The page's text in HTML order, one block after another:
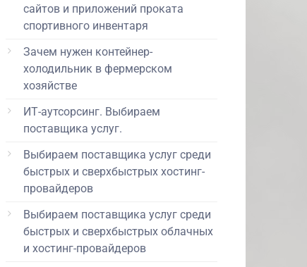
сайтов и приложений проката
спортивного инвентаря
Зачем нужен контейнер-
холодильник в фермерском
хозяйстве
ИТ-аутсорсинг. Выбираем
поставщика услуг.
Выбираем поставщика услуг среди
быстрых и сверхбыстрых хостинг-
провайдеров
Выбираем поставщика услуг среди
быстрых и сверхбыстрых облачных
и хостинг-провайдеров